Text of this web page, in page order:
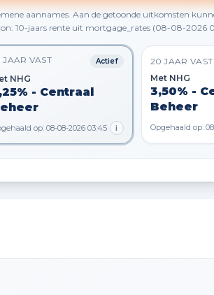
aannames. Aan de getoonde uitkomsten
10-jaars rente uit mortgage_rates (08-08-2026
JAAR VAST Actief
NHG
- Centraal
op: 08-08-2026 03:45 i
20 JAAR VAST
Met NHG
3,50% -
Beheer
Opgehaald op: